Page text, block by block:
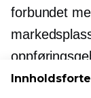
forbundet